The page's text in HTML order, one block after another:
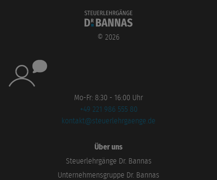
© 2026
Mo-Fr: 8:30 - 16:00 Uhr
+49 221 986 555 80
kontakt@steuerlehrgaenge.de
Über uns
Steuerlehrgänge Dr. Bannas
Unternehmensgruppe Dr. Bannas